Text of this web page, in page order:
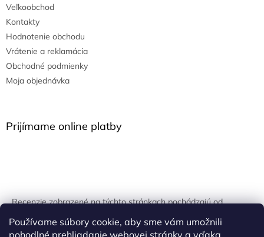
Používame súbory cookie, aby sme vám umožnili
pohodlné prehliadanie webovej stránky a vďaka
Veľkoobchod
Kontakty
Hodnotenie obchodu
Vrátenie a reklamácia
Obchodné podmienky
Moja objednávka
Prijímame online platby
Recenzie zobrazené na týchto stránkach pochádzajú od
unikátnych kľúčov generovaných na základe údajov z